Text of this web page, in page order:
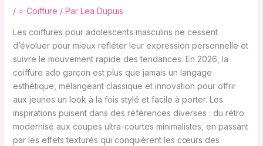
/ ⭐ Coiffure / Par Lea Dupuis
Les coiffures pour adolescents masculins ne cessent
d’évoluer pour mieux refléter leur expression personnelle et
suivre le mouvement rapide des tendances. En 2026, la
coiffure ado garçon est plus que jamais un langage
esthétique, mélangeant classique et innovation pour offrir
aux jeunes un look à la fois stylé et facile à porter. Les
inspirations puisent dans des références diverses : du rétro
modernisé aux coupes ultra-courtes minimalistes, en passant
par les effets texturés qui conquièrent les cœurs des